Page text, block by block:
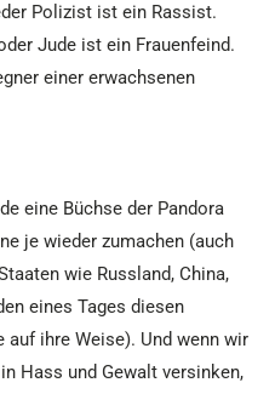
Polizist ist ein Rassist.
Jude ist ein Frauenfeind.
einer erwachsenen
eine Büchse der Pandora
je wieder zumachen (auch
wie Russland, China,
eines Tages diesen
auf ihre Weise). Und wenn wir
Hass und Gewalt versinken,